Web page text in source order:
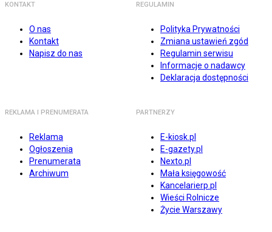
KONTAKT
O nas
Kontakt
Napisz do nas
REGULAMIN
Polityka Prywatności
Zmiana ustawień zgód
Regulamin serwisu
Informacje o nadawcy
Deklaracja dostępności
REKLAMA I PRENUMERATA
Reklama
Ogłoszenia
Prenumerata
Archiwum
PARTNERZY
E-kiosk.pl
E-gazety.pl
Nexto.pl
Mała księgowość
Kancelarierp.pl
Wieści Rolnicze
Życie Warszawy